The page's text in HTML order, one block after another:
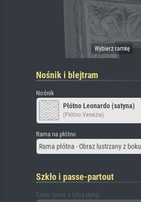
Nośnik i blejtram
Nośnik
Płótno Leonardo (satyna)
(Płótno Venezia)
Rama na płótno
Rama płótna - Obraz lustrzany z boku
Szkło i passe-partout
Szkło (wraz z tylną płytą)